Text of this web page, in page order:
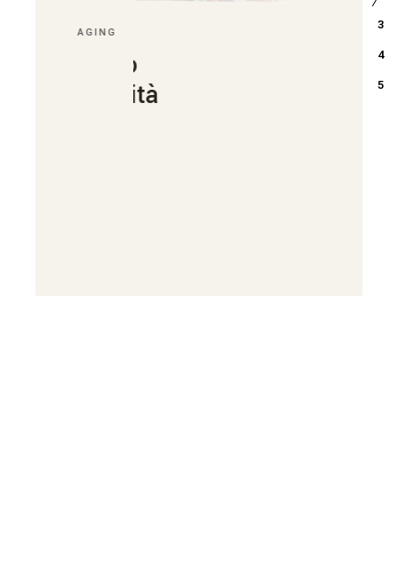
Disegniamo
sapori unici
PACKAGING